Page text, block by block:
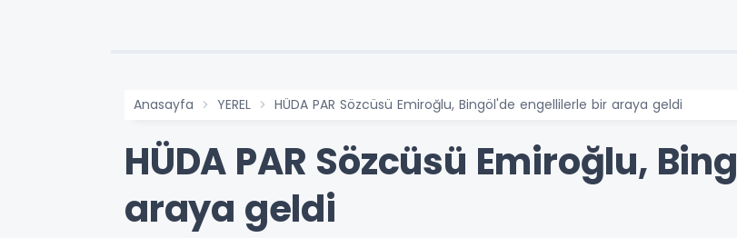
Anasayfa YEREL HÜDA PAR Sözcüsü Emiroğlu, Bingöl'de engellilerle bir araya geldi
HÜDA PAR Sözcüsü Emiroğlu,
araya geldi